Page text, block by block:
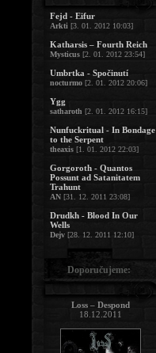
Fejd - Eifur
Arkti [3. 01. 2012 10:03]
Katharsis – Fourth Reich
Mysticus [2. 01. 2012 23:54]
Umbrtka - Spočinutí
nocturmo [2. 01. 2012 20:06]
Ygg
satharoth [2. 01. 2012 16:15]
Nunfuckritual - In Bondage
to the Serpent
theaxis [1. 01. 2012 22:03]
Gorgoroth - Quantos
Possunt ad Satanitatem
Trahunt
AN [31. 12. 2011 23:08]
Drudkh - Blood In Our
Wells
Dejv [28. 12. 2011 12:10]
Doporučujeme:
Loss – Despond
18.12.2011